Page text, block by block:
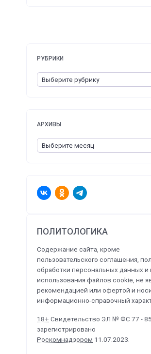
ПОЛИТОЛОГИКА
Содержание сайта, кроме
пользовательского соглашения,
обработки персональных данных и
использования файлов cookie, не
рекомендацией или офертой и
информационно-справочный
18+ Свидетельство ЭЛ № ФС 77 -
зарегистрировано
Роскомнадзором 11.07.2023.
РУБРИКИ
АРХИВЫ